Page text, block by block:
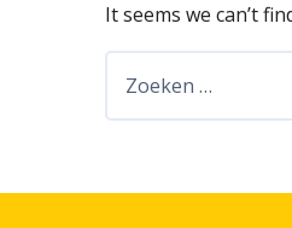
It seems we can’t